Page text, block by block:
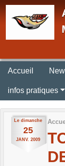
Accueil
infos pratiques
Le dimanche
25
JANV. 2009
Panneau de